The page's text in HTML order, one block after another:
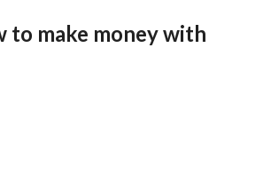
to make money with